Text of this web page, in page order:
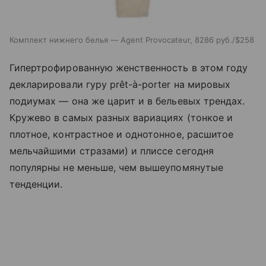
Комплект нижнего белья — Agent Provocateur, 8286 руб./$258
Гипертрофированную женственность в этом году
декларировали гуру prêt-à-porter на мировых
подиумах — она же царит и в бельевых трендах.
Кружево в самых разных вариациях (тонкое и
плотное, контрастное и однотонное, расшитое
мельчайшими стразами) и плиссе сегодня
популярны не меньше, чем вышеупомянутые
тенденции.